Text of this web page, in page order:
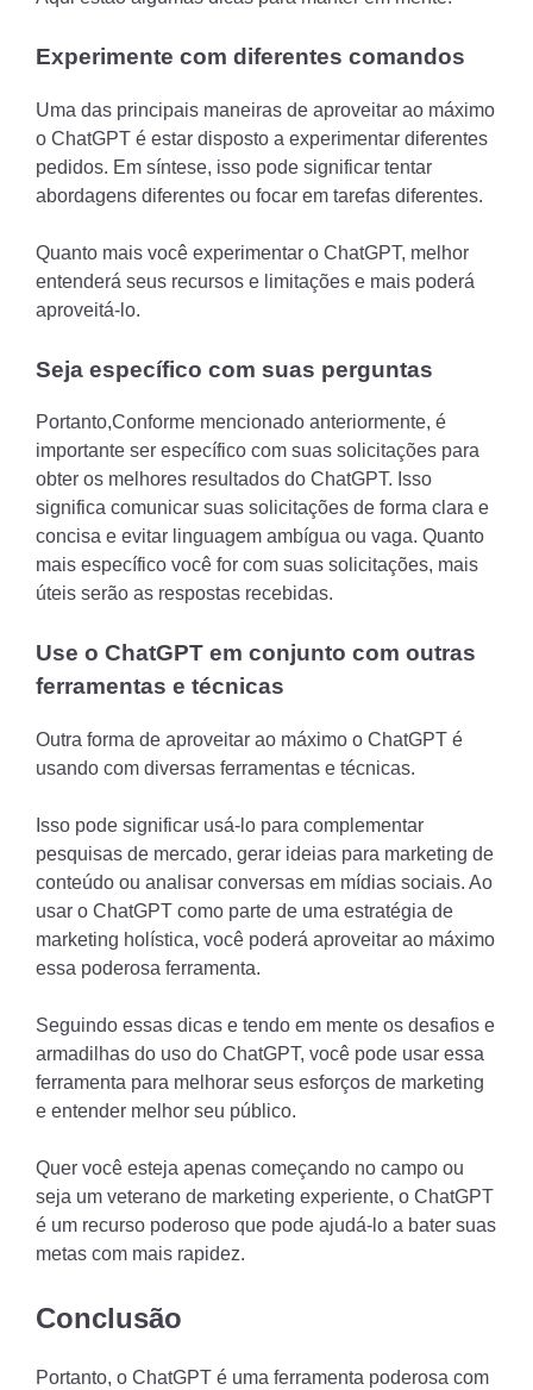
Experimente com diferentes comandos
Uma das principais maneiras de aproveitar ao máximo
o ChatGPT é estar disposto a experimentar diferentes
pedidos. Em síntese, isso pode significar tentar
abordagens diferentes ou focar em tarefas diferentes.
Quanto mais você experimentar o ChatGPT, melhor
entenderá seus recursos e limitações e mais poderá
aproveitá-lo.
Seja específico com suas perguntas
Portanto,Conforme mencionado anteriormente, é
importante ser específico com suas solicitações para
obter os melhores resultados do ChatGPT. Isso
significa comunicar suas solicitações de forma clara e
concisa e evitar linguagem ambígua ou vaga. Quanto
mais específico você for com suas solicitações, mais
úteis serão as respostas recebidas.
Use o ChatGPT em conjunto com outras
ferramentas e técnicas
Outra forma de aproveitar ao máximo o ChatGPT é
usando com diversas ferramentas e técnicas.
Isso pode significar usá-lo para complementar
pesquisas de mercado, gerar ideias para marketing de
conteúdo ou analisar conversas em mídias sociais. Ao
usar o ChatGPT como parte de uma estratégia de
marketing holística, você poderá aproveitar ao máximo
essa poderosa ferramenta.
Seguindo essas dicas e tendo em mente os desafios e
armadilhas do uso do ChatGPT, você pode usar essa
ferramenta para melhorar seus esforços de marketing
e entender melhor seu público.
Quer você esteja apenas começando no campo ou
seja um veterano de marketing experiente, o ChatGPT
é um recurso poderoso que pode ajudá-lo a bater suas
metas com mais rapidez.
Conclusão
Portanto, o ChatGPT é uma ferramenta poderosa com